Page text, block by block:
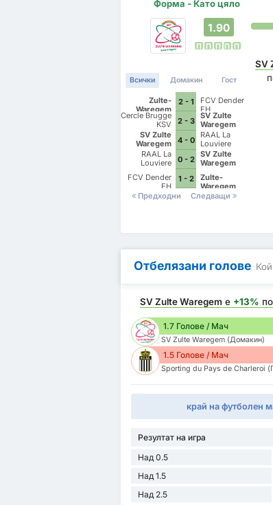
Форма - Като цяло
1.90
П П П П П
Всички Домакин Гост
Zulte-
Waregem
2 - 1
FCV Dender
EH
Cercle Brugge
KSV
2 - 3
SV Zulte
Waregem
SV Zulte
Waregem
4 - 0
RAAL La
Louviere
RAAL La
Louviere
0 - 2
SV Zulte
Waregem
FCV Dender
EH
1 - 2
Zulte-
Waregem
Предходни
Следващи
SV
Отбелязани голове
SV Zulte Waregem е +13%
1.7 Голове / Мач
SV Zulte Waregem (Домакин)
1.5 Голове / Мач
Sporting du Pays de Charleroi
край на футболен
Резултат на игра
Над 0.5
Над 1.5
Над 2.5